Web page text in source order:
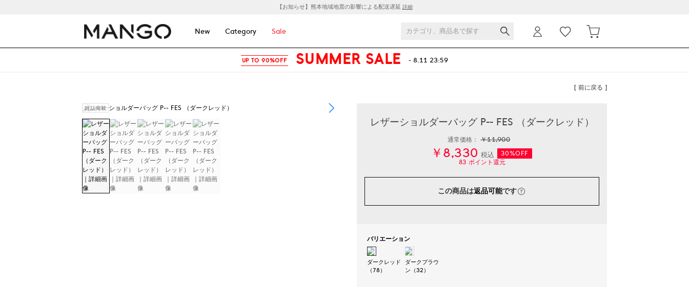
【お知らせ】熊本地域地震の影響による配送遅延 詳細
New Category Sale
UP TO 90%OFF SUMMER SALE - 8.11 23:59
[ 前に戻る ]
雑誌掲載
レザーショルダーバッグ P-- FES （ダークレッド）
通常価格：￥11,900
￥8,330 税込
30%OFF
83 ポイント還元
この商品は返品可能です
バリエーション
ダークレッド
（78）
ダークブラウ
ン（32）